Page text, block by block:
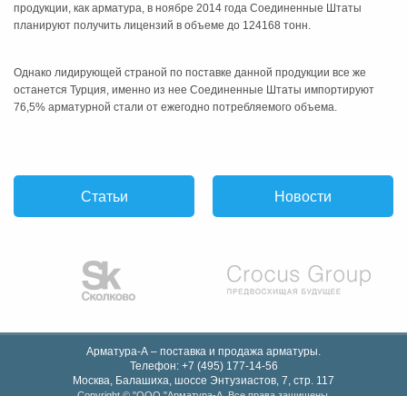
продукции, как арматура, в ноябре 2014 года Соединенные Штаты
планируют получить лицензий в объеме до 124168 тонн.
Однако лидирующей страной по поставке данной продукции все же
останется Турция, именно из нее Соединенные Штаты импортируют
76,5% арматурной стали от ежегодно потребляемого объема.
Статьи Новости
Арматура-А – поставка и продажа арматуры.
Телефон: +7 (495) 177-14-56
Москва, Балашиха, шоссе Энтузиастов, 7, стр. 117